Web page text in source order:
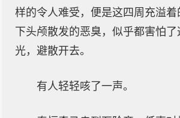
样的令人难受，便是这四周充溢
下头颅散发的恶臭，似乎都害怕
光，避散开去。
有人轻轻咳了一声。